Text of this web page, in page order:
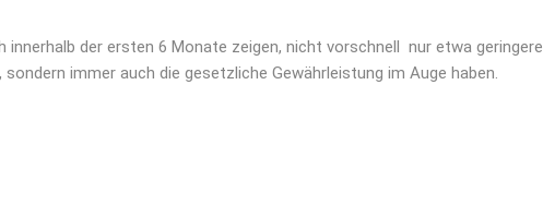
der ersten 6 Monate zeigen, nicht vorschnell nur etwa geringere
immer auch die gesetzliche Gewährleistung im Auge haben.